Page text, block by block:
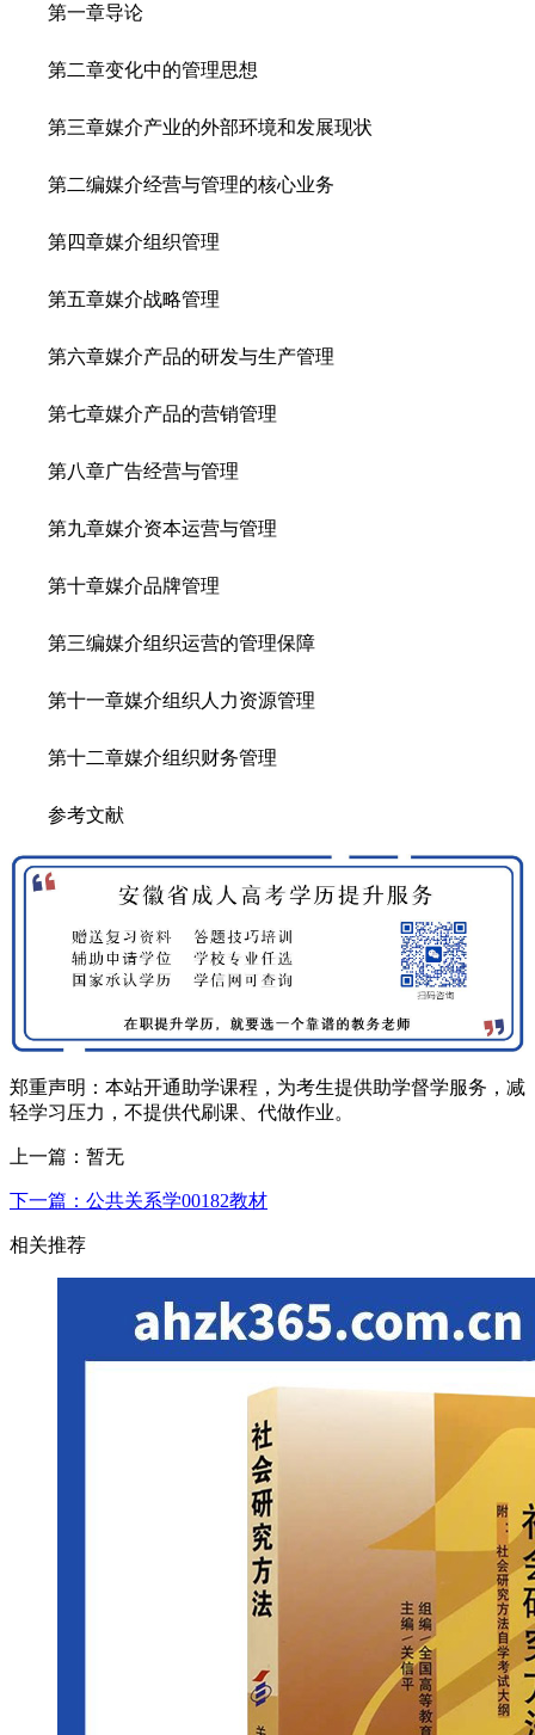
第一章导论
第二章变化中的管理思想
第三章媒介产业的外部环境和发展现状
第二编媒介经营与管理的核心业务
第四章媒介组织管理
第五章媒介战略管理
第六章媒介产品的研发与生产管理
第七章媒介产品的营销管理
第八章广告经营与管理
第九章媒介资本运营与管理
第十章媒介品牌管理
第三编媒介组织运营的管理保障
第十一章媒介组织人力资源管理
第十二章媒介组织财务管理
参考文献
郑重声明：本站开通助学课程，为考生提供助学督学服务，减
轻学习压力，不提供代刷课、代做作业。
上一篇：暂无
下一篇：公共关系学00182教材
相关推荐